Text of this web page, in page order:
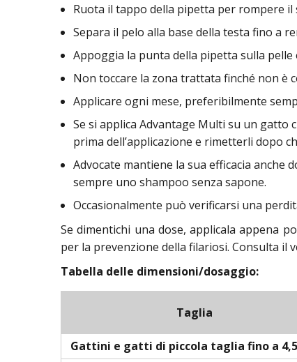
Ruota il tappo della pipetta per rompere
Separa il pelo alla base della testa fino a
Appoggia la punta della pipetta sulla
Non toccare la zona trattata finché non è
Applicare ogni mese, preferibilmente
Se si applica Advantage Multi su un gatto
prima dell’applicazione e rimetterli dopo
Advocate mantiene la sua efficacia
sempre uno shampoo senza sapone.
Occasionalmente può verificarsi una
Se dimentichi una dose, applicala appena
per la prevenzione della filariosi. Consulta il
Tabella delle dimensioni/dosaggio:
Taglia
Gattini e gatti di piccola taglia fino a